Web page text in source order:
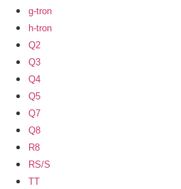
g-tron
h-tron
Q2
Q3
Q4
Q5
Q7
Q8
R8
RS/S
TT